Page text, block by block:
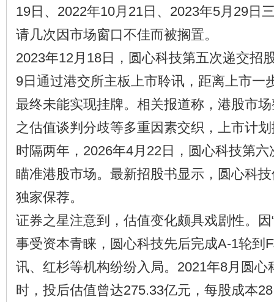
19日、2022年10月21日、2023年5月29日
请几次因市场窗口不佳而被搁置。
2023年12月18日，圆心科技第五次递交招
9日通过港交所主板上市聆讯，距离上市一
最终未能实现挂牌。相关报道称，港股市
之估值谈判分歧等多重因素交织，上市计
时隔两年，2026年4月22日，圆心科技第
瞄准港股市场。最新招股书显示，圆心科
独家保荐。
证券之星注意到，估值变化颇具戏剧性。
事受资本青睐，圆心科技先后完成A-1轮到
讯、红杉等机构纷纷入局。2021年8月圆心
时，投后估值曾达275.33亿元，每股成本